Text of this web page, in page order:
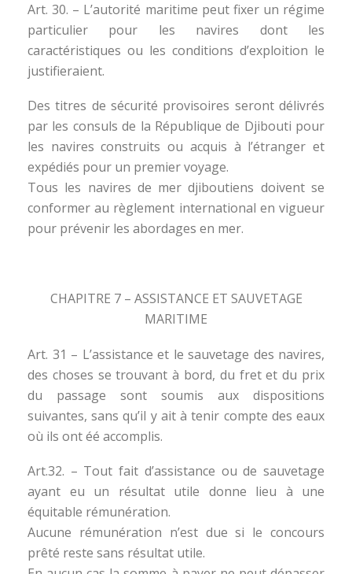
Art. 30. – L’autorité maritime peut fixer un régime
particulier pour les navires dont les
caractéristiques ou les conditions d’exploition le
justifieraient.
Des titres de sécurité provisoires seront délivrés
par les consuls de la République de Djibouti pour
les navires construits ou acquis à l’étranger et
expédiés pour un premier voyage.
Tous les navires de mer djiboutiens doivent se
conformer au règlement international en vigueur
pour prévenir les abordages en mer.
CHAPITRE 7 – ASSISTANCE ET SAUVETAGE
MARITIME
Art. 31 – L’assistance et le sauvetage des navires,
des choses se trouvant à bord, du fret et du prix
du passage sont soumis aux dispositions
suivantes, sans qu’il y ait à tenir compte des eaux
où ils ont éé accomplis.
Art.32. – Tout fait d’assistance ou de sauvetage
ayant eu un résultat utile donne lieu à une
équitable rémunération.
Aucune rémunération n’est due si le concours
prêté reste sans résultat utile.